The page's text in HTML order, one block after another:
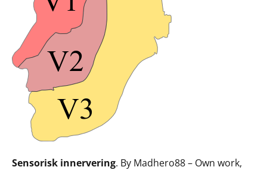
Sensorisk innervering. By Madhero88 – Own work,